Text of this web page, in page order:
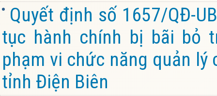
Quyết định số 1657/QĐ-
tục hành chính bị bãi bỏ
phạm vi chức năng quản
tỉnh Điện Biên